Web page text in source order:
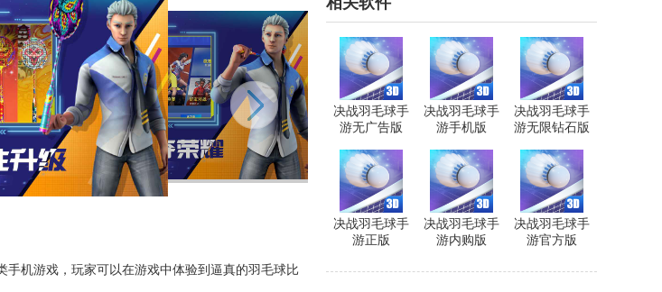
机游戏，玩家可以在游戏中体验到逼真的羽毛球比
决战羽毛球手
游无限钻石版
决战羽毛球手
游手机版
决战羽毛球手
游无广告版
决战羽毛球手
游官方版
决战羽毛球手
游内购版
决战羽毛球手
游正版